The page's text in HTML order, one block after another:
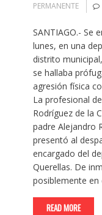
PERMANENTE
SANTIAGO.- Se
lunes, en una
distrito
se hallaba
agresión física
La profesional
Rodríguez de la
padre Alejandro
presentó al
encargado del
Querellas. De
posiblemente
READ MORE